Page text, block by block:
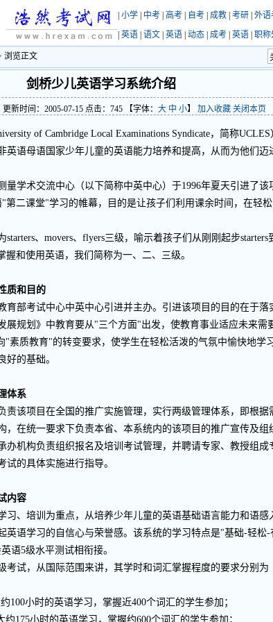
小学 中考 高考 自考 成教 考研 外语
英语 语文 英语 动态 成考 英语 职称
浏览正文
剑桥少儿英语学习系统介绍
更新时间：2005-07-15 点击： 745 【字体： 大 中 小】 加入收藏 关闭本页
of Cambridge Local Examinations Syndicate，简称
英语母语国家少年儿童的英语能力培养和提高，从而为他们迈
学术交流中心（以下简称中英中心）于1996年夏天引进了该
第二课堂"学习的帷幕，目的是让孩子们利用课余时间，在轻
、movers、flyers三级，喻示着孩子们从刚刚起步starters
握和使用英语，我们简称为一、二、三级。
质和目的
部考试中心中英中心引进并主办。引进该项目的目的在于落
展规划》中教育要从"三个方面"出发，使教育事业适应未来需
"素质教育"的转变要求，使学生在轻松活泼的气氛中愉快地学
好的基础。
体系
该项目在全国的推广实施管理，实行两级管理体系，即根据
，在统一要求下负责本省、本系统内的该项目的推广宣传及组
办机构负责组织报名及培训考试管理，并聘请专家、教授组成
试的具体实施进行指导。
内容
、培训为重点，从培养少年儿童的英语基础语言能力和语感
英语学习的自信心与荣誉感。该系统的学习特点是"基础-轻松
语5级水平测试相衔接。
考试，从国际范围来讲，其学时和词汇掌握程度的要求分别为
小时的英语学习，掌握近400个词汇的学生参加；
小时的英语学习，掌握约600个词汇的学生参加；